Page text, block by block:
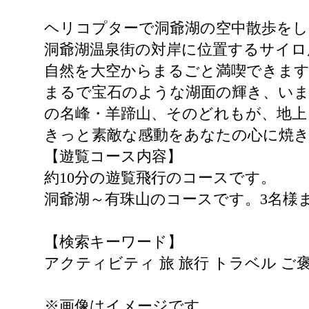
ヘリコプターで洞爺湖の空中散歩を
洞爺湖温泉街の対岸に位置するサイ
自然を大空からまるごと満喫できま
まるで宝石のような湖面の輝き、い
の名峰・羊蹄山、そのどれもが、地
きっと素敵な感動をあなたの心に焼
【遊覧コース内容】
約10分の遊覧飛行のコースです。
洞爺湖～有珠山のコースです。3名様
【検索キーワード】
アクティビティ 旅 旅行 トラベル ご